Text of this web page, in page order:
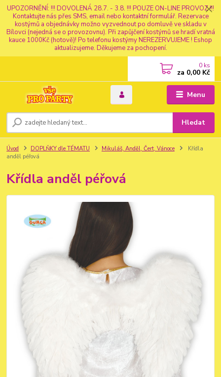
UPOZORNĚNÍ: !!! DOVOLENÁ 28.7. - 3.8. !!! POUZE ON-LINE PROVOZ !!!
Kontaktujte nás přes SMS, email nebo kontaktní formulář. Rezervace
kostýmů a objednávky možno vyzvednout po domluvě ve skladu v
Bílovci (nejedná se o provozovnu). Při zapůjčení kostýmů se hradí vratná
kauce 1000Kč (hotově)! Po telefonu kostýmy NEREZERVUJEME ! Eshop
aktualizujeme. Děkujeme za pochopení.
Menu
Hledat
0 ks
za 0,00 Kč
Úvod DOPLŇKY dle TÉMATU Mikuláš, Anděl, Čert, Vánoce
Křídla
anděl péřová
Křídla anděl péřová